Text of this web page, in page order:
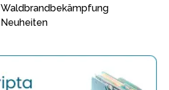
Waldbrandbekämpfung
Neuheiten